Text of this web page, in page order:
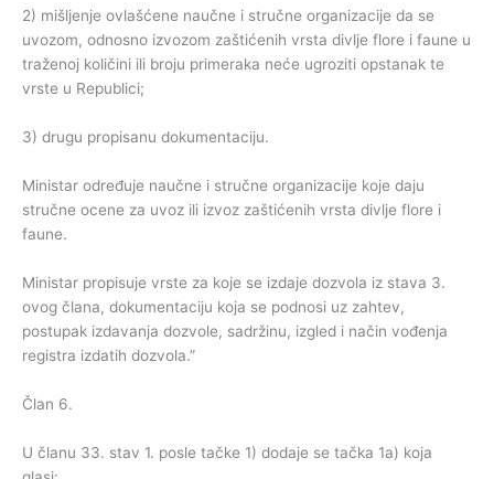
2) mišljenje ovlašćene naučne i stručne organizacije da se
uvozom, odnosno izvozom zaštićenih vrsta divlje flore i faune u
traženoj količini ili broju primeraka neće ugroziti opstanak te
vrste u Republici;
3) drugu propisanu dokumentaciju.
Ministar određuje naučne i stručne organizacije koje daju
stručne ocene za uvoz ili izvoz zaštićenih vrsta divlje flore i
faune.
Ministar propisuje vrste za koje se izdaje dozvola iz stava 3.
ovog člana, dokumentaciju koja se podnosi uz zahtev,
postupak izdavanja dozvole, sadržinu, izgled i način vođenja
registra izdatih dozvola.”
Član 6.
U članu 33. stav 1. posle tačke 1) dodaje se tačka 1a) koja